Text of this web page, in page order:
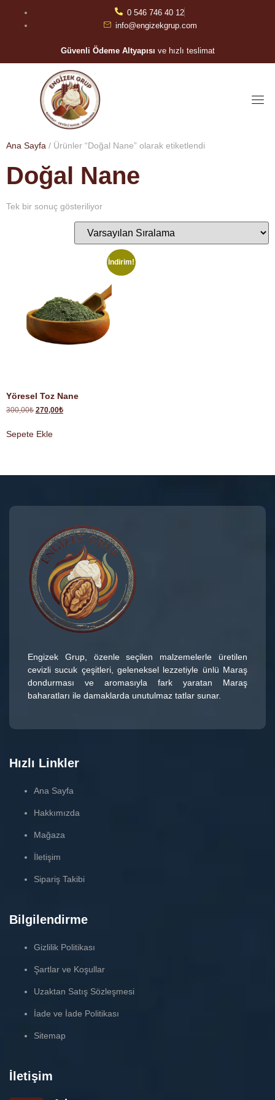
0 546 746 40 12
info@engizekgrup.com
Güvenli Ödeme Altyapısı ve hızlı teslimat
Ana Sayfa / Ürünler “Doğal Nane” olarak etiketlendi
Doğal Nane
Tek bir sonuç gösteriliyor
İndirim!
Yöresel Toz Nane
300,00₺ 270,00₺
Sepete Ekle
Engizek Grup, özenle seçilen malzemelerle üretilen
cevizli sucuk çeşitleri, geleneksel lezzetiyle ünlü Maraş
dondurması ve aromasıyla fark yaratan Maraş
baharatları ile damaklarda unutulmaz tatlar sunar.
Hızlı Linkler
Ana Sayfa
Hakkımızda
Mağaza
İletişim
Sipariş Takibi
Bilgilendirme
Gizlilik Politikası
Şartlar ve Koşullar
Uzaktan Satış Sözleşmesi
İade ve İade Politikası
Sitemap
İletişim